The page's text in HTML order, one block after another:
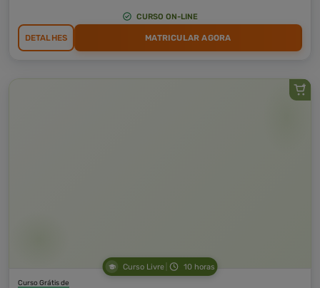
CURSO ON-LINE
DETALHES MATRICULAR AGORA
Curso Livre 10 horas
Curso Grátis de